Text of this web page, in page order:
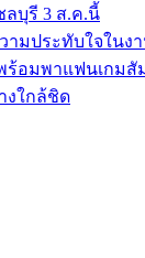
บุรี 3 ส.ค.นี้
ามประทับใจในง
พร้อมพาแฟนเกม
างใกล้ชิด